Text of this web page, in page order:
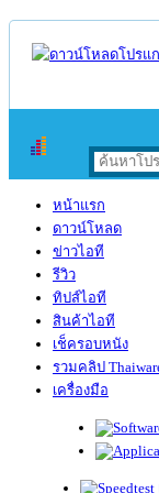
หน้าแรก
ดาวน์โหลด
ข่าวไอที
รีวิว
ทิปส์ไอที
สินค้าไอที
เช็ครอบหนัง
รวมคลิป
เครื่องมือ